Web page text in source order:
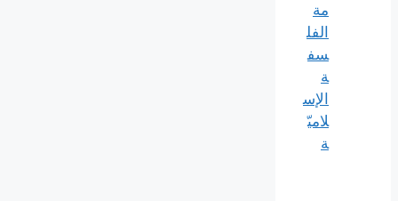
مة
الفل
سف
ة
الإس
لاميّ
ة